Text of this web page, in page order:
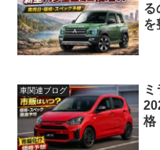
る
を
車関連ブログ
格